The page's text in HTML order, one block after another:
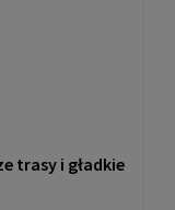
trasy i gładkie